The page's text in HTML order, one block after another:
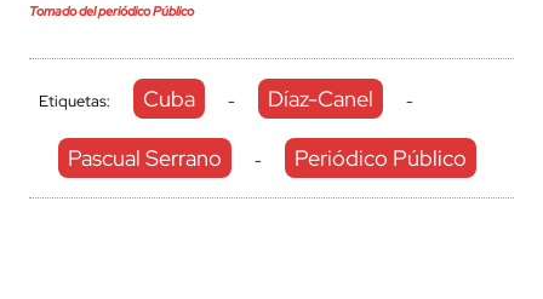
Tomado del periódico Público
Etiquetas: Cuba - Díaz-Canel -
Pascual Serrano - Periódico Público